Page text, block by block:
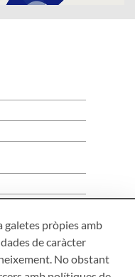
pròpies amb
de caràcter
No obstant